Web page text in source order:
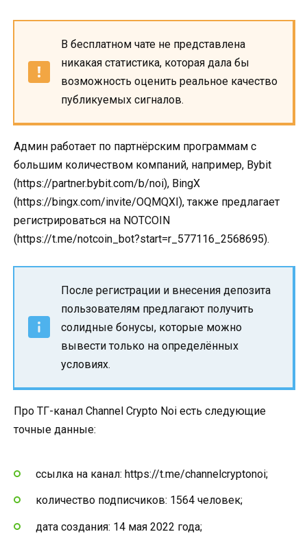
В бесплатном чате не представлена
никакая статистика, которая дала бы
возможность оценить реальное качество
публикуемых сигналов.
Админ работает по партнёрским программам с
большим количеством компаний, например, Bybit
(https://partner.bybit.com/b/noi), BingX
(https://bingx.com/invite/OQMQXI), также предлагает
регистрироваться на NOTCOIN
(https://t.me/notcoin_bot?start=r_577116_2568695).
После регистрации и внесения депозита
пользователям предлагают получить
солидные бонусы, которые можно
вывести только на определённых
условиях.
Про ТГ-канал Channel Crypto Noi есть следующие
точные данные:
ссылка на канал: https://t.me/channelcryptonoi;
количество подписчиков: 1564 человек;
дата создания: 14 мая 2022 года;